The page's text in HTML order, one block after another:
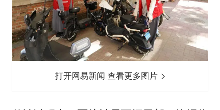
打开网易新闻 查看更多图片